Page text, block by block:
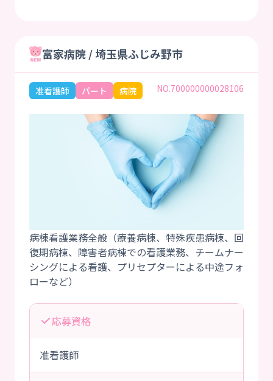
富家病院 / 埼玉県ふじみ野市
准看護師 パート 病院 NO.700000000028106
病棟看護業務全般（療養病棟、特殊疾患病棟、回
復期病棟、障害者病棟での看護業務、チームナー
シングによる看護、プリセプターによる中途フォ
応募資格
准看護師